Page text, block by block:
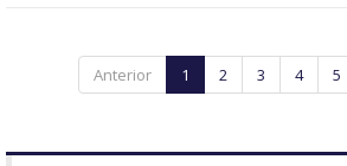
Anterior 1 2 3 4 5